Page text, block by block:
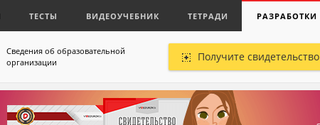
ТЕСТЫ ВИДЕОУЧЕБНИК ТЕТРАДИ РАЗРАБОТКИ
Сведения об образовательной
организации
Получите свидетельство